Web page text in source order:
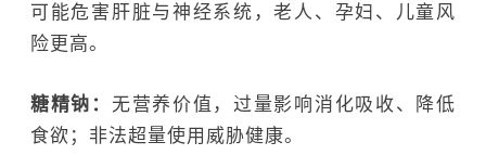
可能危害肝脏与神经系统，老人、孕妇、儿童风
险更高。
糖精钠： 无营养价值，过量影响消化吸收、降低
食欲；非法超量使用威胁健康。